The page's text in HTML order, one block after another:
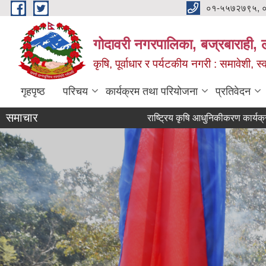
Skip to main content ०१-५५७२७९५,
गोदावरी नगरपालिका,
कृषि, पूर्वाधार र पर्यटकीय नगरी : समावेशी,
गृहपृष्ठ परिचय कार्यक्रम तथा परियोजना प्रतिवेदन
समाचार